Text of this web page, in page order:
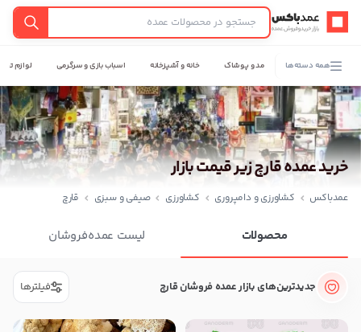
عمدباکس — بازگشت به صفحه اصلی
جستجو
همه دسته‌ها مد و پوشاک خانه و آشپزخانه اسباب بازی و سرگرمی لوازم
خرید عمده قارچ زیر قیمت بازار
عمدباکس کشاورزی و دامپروری کشاورزی صیفی و سبزی قارچ
محصولات لیست عمده‌فروشان
جدیدترین‌های بازار عمده فروشان قارچ فیلترها